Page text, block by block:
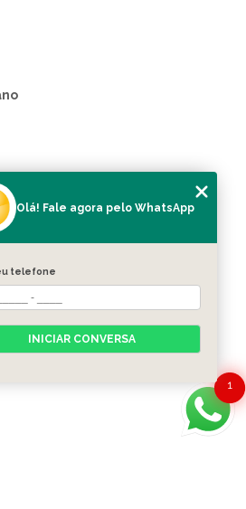
1
Olá! Fale agora pelo WhatsApp
telefone
INICIAR CONVERSA